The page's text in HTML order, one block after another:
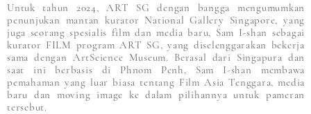
Untuk tahun 2024, ART SG dengan bangga mengumumkan
penunjukan mantan kurator National Gallery Singapore, yang
juga seorang spesialis film dan media baru, Sam I-shan sebagai
kurator FILM program ART SG, yang diselenggarakan bekerja
sama dengan ArtScience Museum. Berasal dari Singapura dan
saat ini berbasis di Phnom Penh, Sam I-shan membawa
pemahaman yang luar biasa tentang Film Asia Tenggara, media
baru dan moving image ke dalam pilihannya untuk pameran
tersebut.